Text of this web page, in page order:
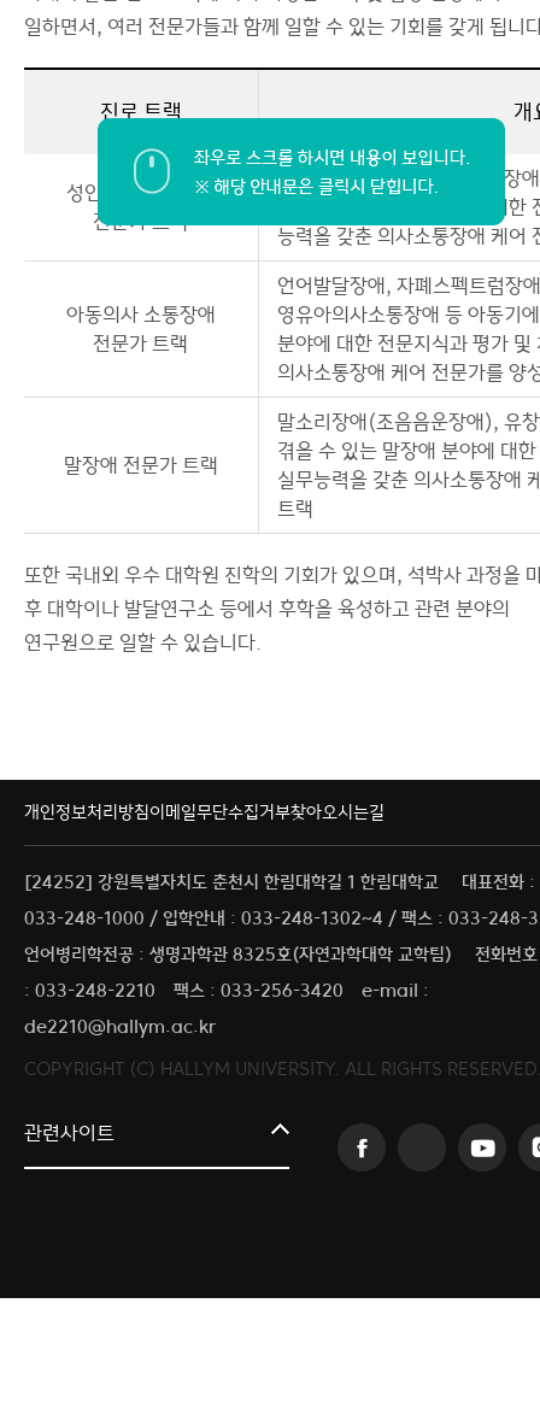
일하면서, 여러 전문가들과 함께 일할 수 있는 기회를 갖게 됩니
진로 트랙 개
성인의사 소통장애
전문가 트랙
신경언어-말-삼킴장애, 음성장
있는 의사소통장애 분야에 대
능력을 갖춘 의사소통장애 케어
아동의사 소통장애
전문가 트랙
언어발달장애, 자폐스펙트럼장
영유아의사소통장애 등 아동기
분야에 대한 전문지식과 평가
의사소통장애 케어 전문가를 양
말장애 전문가 트랙
말소리장애(조음음운장애), 유
겪을 수 있는 말장애 분야에 대
실무능력을 갖춘 의사소통장애
트랙
또한 국내외 우수 대학원 진학의 기회가 있으며, 석박사 과정을
후 대학이나 발달연구소 등에서 후학을 육성하고 관련 분야의
연구원으로 일할 수 있습니다.
개인정보처리방침이메일무단수집거부찾아오시는길
[24252] 강원특별자치도 춘천시 한림대학길 1 한림대학교
대표전화 :
033-248-1000 / 입학안내 : 033-248-1302~4 / 팩스 : 033-248-
언어병리학전공 : 생명과학관 8325호(자연과학대학 교학팀)
전화번호
: 033-248-2210
팩스 : 033-256-3420
e-mail :
de2210@hallym.ac.kr
COPYRIGHT (C) HALLYM UNIVERSITY. ALL RIGHTS
관련사이트
커뮤니티교육원
캠퍼스라이프카운슬링센터